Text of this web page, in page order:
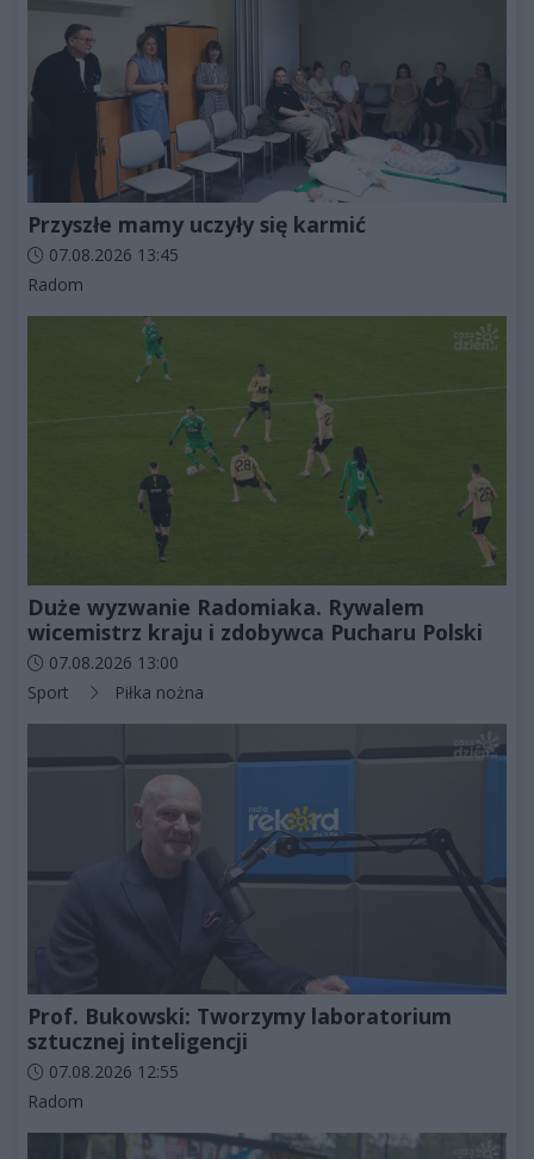
Przyszłe mamy uczyły się karmić
Data dodania artykułu:
07.08.2026 13:45
Kategorie artykułu:
Radom
Duże wyzwanie Radomiaka. Rywalem
wicemistrz kraju i zdobywca Pucharu Polski
Data dodania artykułu:
07.08.2026 13:00
Kategorie artykułu:
Sport Piłka nożna
Prof. Bukowski: Tworzymy laboratorium
sztucznej inteligencji
Data dodania artykułu:
07.08.2026 12:55
Kategorie artykułu:
Radom